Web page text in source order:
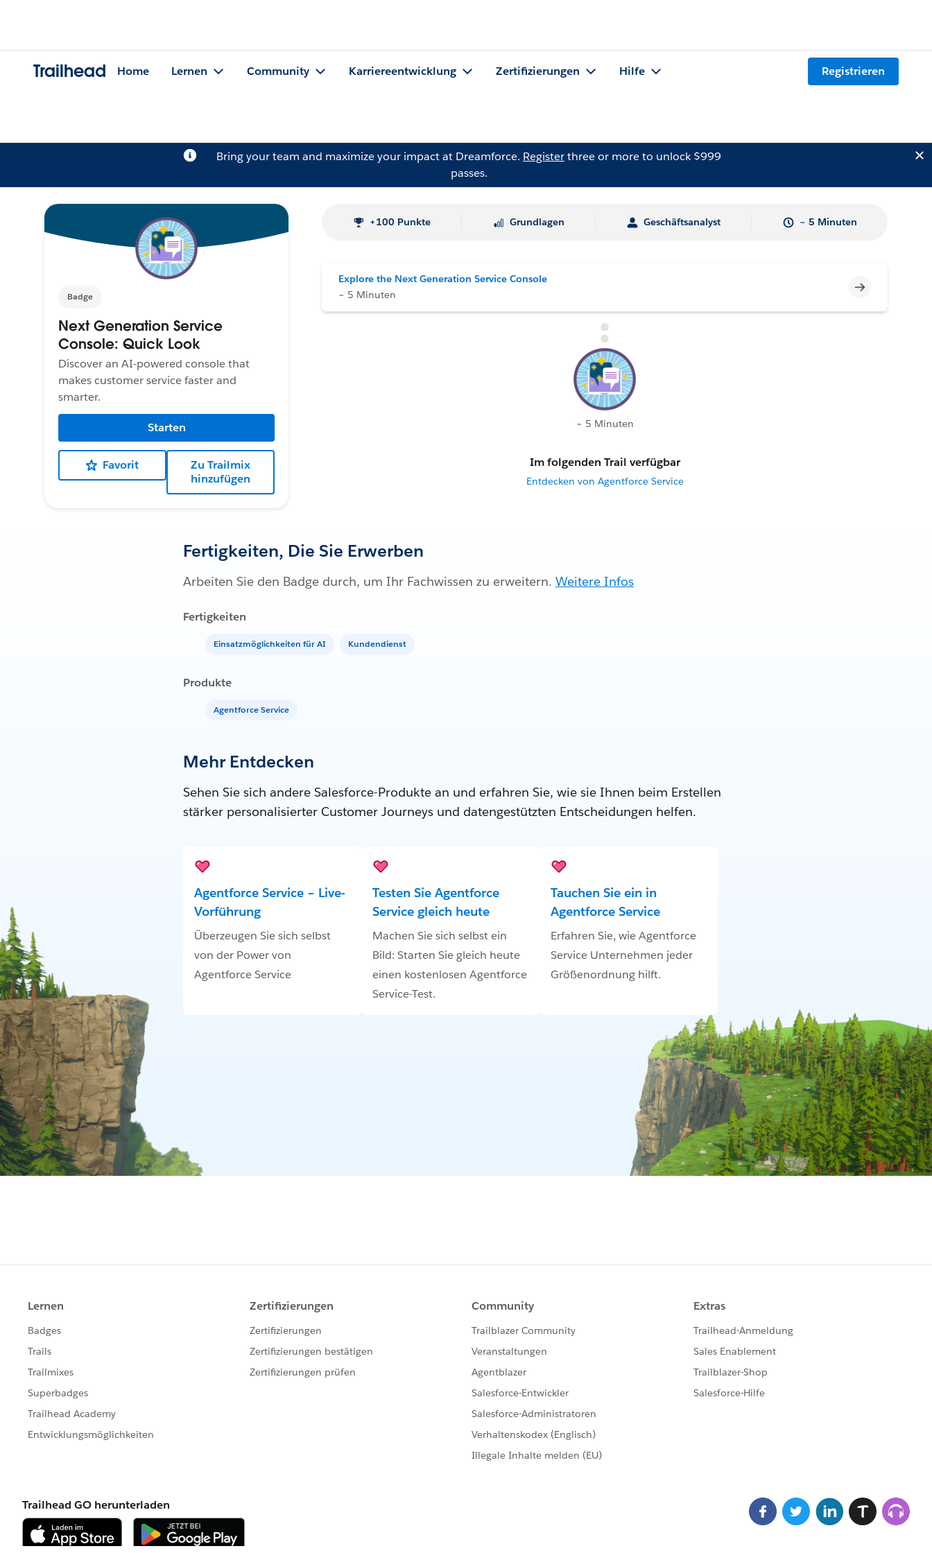
Trailhead Home Lernen Community Karriereentwicklung Zertifizierungen Hilfe Registrieren
Bring your team and maximize your impact at Dreamforce. Registerthree or more to unlock $999
passes.
Badge
Next Generation Service
Console: Quick Look
Discover an AI-powered console that
makes customer service faster and
smarter.
Starten
Favorit
Zu Trailmix
hinzufügen
+100 Punkte Grundlagen Geschäftsanalyst ~ 5 Minuten
Explore the Next Generation Service Console
~ 5 Minuten
Unvollständig
~ 5 Minuten
Im folgenden Trail verfügbar
Entdecken von Agentforce Service
Fertigkeiten, Die Sie Erwerben
Arbeiten Sie den Badge durch, um Ihr Fachwissen zu erweitern. Weitere Infos
Fertigkeiten
Einsatzmöglichkeiten für AI Kundendienst
Produkte
Agentforce Service
Mehr Entdecken
Sehen Sie sich andere Salesforce-Produkte an und erfahren Sie, wie sie Ihnen beim Erstellen
stärker personalisierter Customer Journeys und datengestützten Entscheidungen helfen.
Agentforce Service – Live-
Vorführung
Überzeugen Sie sich selbst
von der Power von
Agentforce Service
Testen Sie Agentforce
Service gleich heute
Machen Sie sich selbst ein
Bild: Starten Sie gleich heute
einen kostenlosen Agentforce
Service-Test.
Tauchen Sie ein in
Agentforce Service
Erfahren Sie, wie Agentforce
Service Unternehmen jeder
Größenordnung hilft.